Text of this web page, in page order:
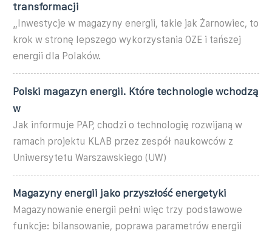
transformacji
„Inwestycje w magazyny energii, takie jak Żarnowiec, to
krok w stronę lepszego wykorzystania OZE i tańszej
energii dla Polaków.
Polski magazyn energii. Które technologie wchodzą
w
Jak informuje PAP, chodzi o technologię rozwijaną w
ramach projektu KLAB przez zespół naukowców z
Uniwersytetu Warszawskiego (UW)
Magazyny energii jako przyszłość energetyki
Magazynowanie energii pełni więc trzy podstawowe
funkcje: bilansowanie, poprawa parametrów energii